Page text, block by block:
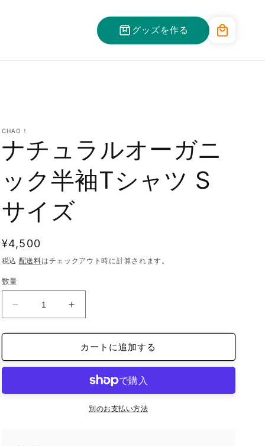
グッズを作る
ー
CHAO！
ナチュラルオーガニ
ック半袖Tシャツ S
サイズ
通
常
価
格
¥4,500
税込 配送料はチェックアウト時に計算されます。
数量
ル
ー
ナ
ラ
ル
ー
カートに追加する
別のお支払い方法